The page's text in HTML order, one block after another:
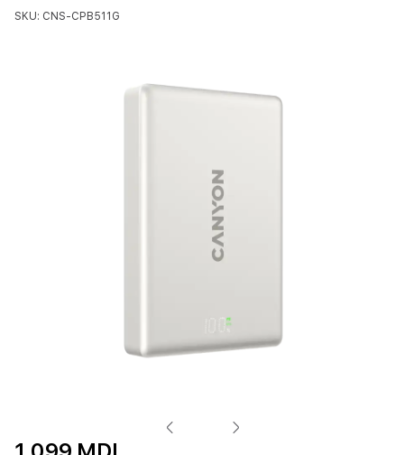
SKU: CNS-CPB511G